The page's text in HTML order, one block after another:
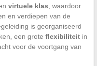
virtuele klas , waardoor
en verdiepen van de
is georganiseerd
een grote flexibiliteitin
voor de voortgang van